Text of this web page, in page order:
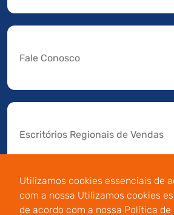
Utilizamos cookies essenciais de
com a nossa Utilizamos cookies
de acordo com a nossa Política de
Fale Conosco
Escritórios Regionais de Vendas
Av. Manoel da Nóbrega,
Código